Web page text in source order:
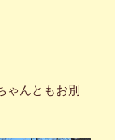
ゃんともお別